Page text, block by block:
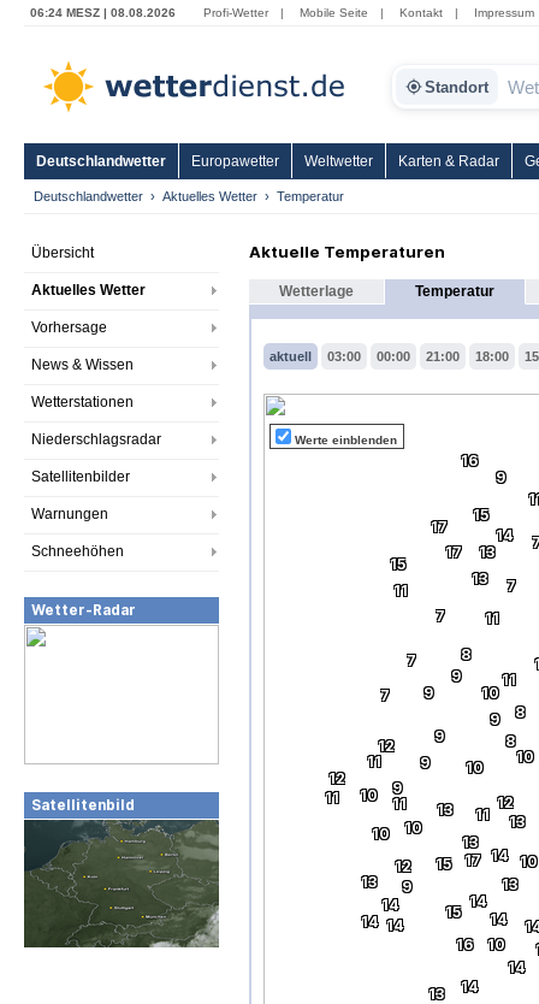
06:24 MESZ | 08.08.2026 Profi-Wetter | Mobile Seite | Kontakt | Impressum
Standort
Deutschlandwetter Europawetter Weltwetter Karten & Radar
Deutschlandwetter Aktuelles Wetter Temperatur
Übersicht
Aktuelles Wetter
Vorhersage
News & Wissen
Wetterstationen
Niederschlagsradar
Satellitenbilder
Warnungen
Schneehöhen
Wetter-Radar
Satellitenbild
Aktuelle Temperaturen
Wetterlage Temperatur
aktuell 03:00 00:00 21:00 18:00
Werte einblenden
11
7
10
9
14
11
11
13 7
11
13
8
11
14
11
12
17
14
7
12
15
11
12
17
13
9
10
13
9
13
9
17
7
9
16
9
8
14
13
13
10
9
12
10
15
10
10
14
16
14
10
15
10
14
14
13
14
8
15
9